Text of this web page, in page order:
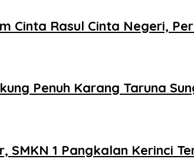
Cinta Rasul Cinta Negeri,
Penuh Karang Taruna
SMKN 1 Pangkalan Kerinci